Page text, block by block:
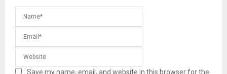
Save my name, email, and website in this browser for the